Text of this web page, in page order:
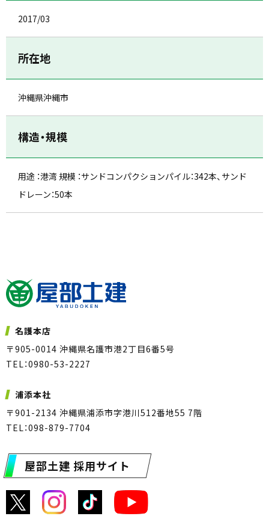
2017/03
所在地
沖縄県沖縄市
構造・規模
用途 ：港湾 規模 ：サンドコンパクションパイル：342本、サンド
ドレーン：50本
名護本店
〒905-0014 沖縄県名護市港2丁目6番5号
TEL：0980-53-2227
浦添本社
〒901-2134 沖縄県浦添市字港川512番地55 7階
TEL：098-879-7704
屋部土建 採用サイト